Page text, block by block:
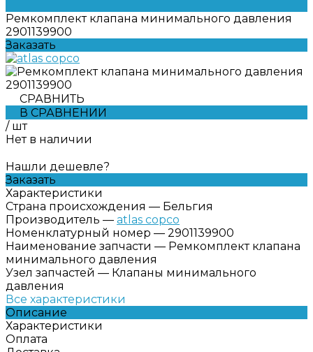
Ремкомплект клапана минимального давления
2901139900
Заказать
СРАВНИТЬ
В СРАВНЕНИИ
/ шт
Нет в наличии
Нашли дешевле?
Заказать
Характеристики
Страна происхождения — Бельгия
Производитель — atlas copco
Номенклатурный номер — 2901139900
Наименование запчасти — Ремкомплект клапана
минимального давления
Узел запчастей — Клапаны минимального
давления
Все характеристики
Описание
Характеристики
Оплата